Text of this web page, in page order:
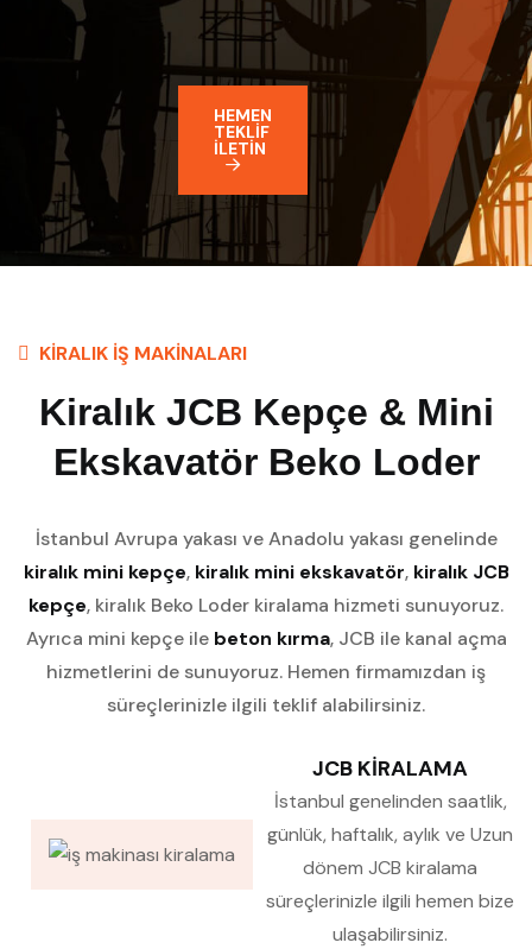
HEMEN
TEKLIF
İLETIN
KIRALIK İŞ MAKINALARI
Kiralık JCB Kepçe & Mini
Ekskavatör Beko Loder
İstanbul Avrupa yakası ve Anadolu yakası genelinde
kiralık mini kepçe, kiralık mini ekskavatör, kiralık JCB
kepçe, kiralık Beko Loder kiralama hizmeti sunuyoruz.
Ayrıca mini kepçe ile beton kırma, JCB ile kanal açma
hizmetlerini de sunuyoruz. Hemen firmamızdan iş
süreçlerinizle ilgili teklif alabilirsiniz.
JCB KIRALAMA
İstanbul genelinden saatlik,
günlük, haftalık, aylık ve Uzun
dönem JCB kiralama
süreçlerinizle ilgili hemen bize
ulaşabilirsiniz.